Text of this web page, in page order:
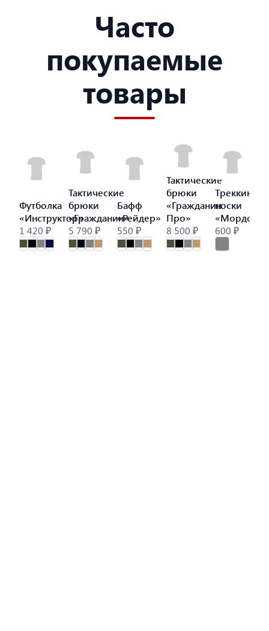
Часто
покупаемые
товары
Футболка
«Инструктор»
1 420 ₽
Тактические
брюки
«Гражданин»
5 790 ₽
Бафф
«Рейдер»
550 ₽
Тактические
брюки
«Гражданин
Про»
8 500 ₽
носки
«Мордор»
600 ₽